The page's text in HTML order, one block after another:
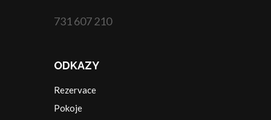
731 607 210
ODKAZY
Rezervace
Pokoje